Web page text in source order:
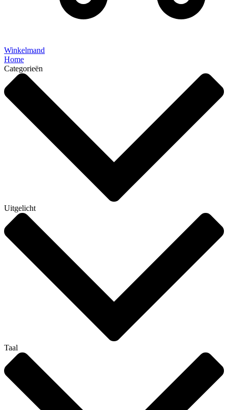
Winkelmand
Home
Categorieën
Uitgelicht
Taal